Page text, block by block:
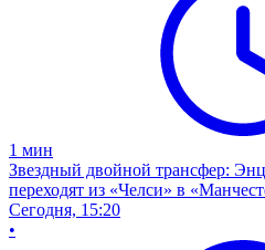
1 мин
Звездный двойной трансфер:
переходят из «Челси» в
Сегодня, 15:20
•